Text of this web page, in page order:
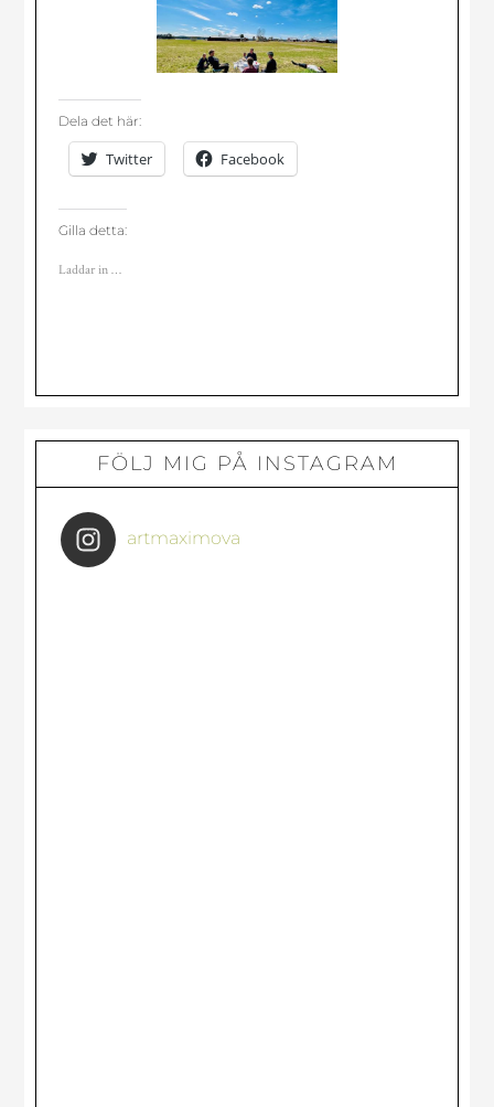
Dela det här:
Twitter Facebook
Gilla detta:
Laddar in …
Primärt
sidofält
FÖLJ MIG PÅ INSTAGRAM
artmaximova